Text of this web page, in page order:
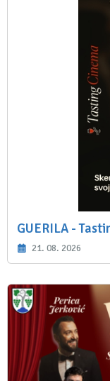
GUERILA -
21. 08. 2026